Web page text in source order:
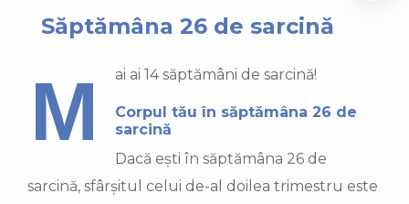
Săptămâna 26 de sarcină
Mai ai 14 săptămâni de sarcină!
Corpul tău în săptămâna 26 de
sarcină
Dacă ești în săptămâna 26 de
sarcină, sfârșitul celui de-al doilea trimestru este